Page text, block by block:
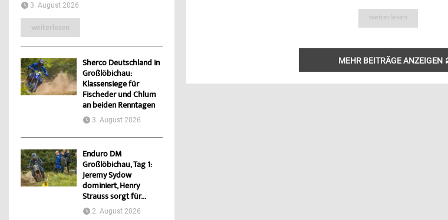
weiterlesen
MEHR BEITRÄGE ANZEIGEN
3. August 2026
weiterlesen
Sherco Deutschland in
Großlöbichau:
Klassensiege für
Fischeder und Chlum
an beiden Renntagen
3. August 2026
Enduro DM
Großlöbichau, Tag 1:
Jeremy Sydow
dominiert, Henry
Strauss sorgt für...
2. August 2026